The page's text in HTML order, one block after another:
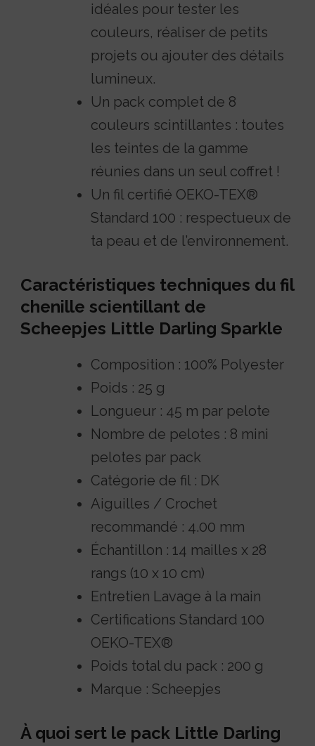
idéales pour tester les
couleurs, réaliser de petits
projets ou ajouter des détails
lumineux.
Un pack complet de 8
couleurs scintillantes : toutes
les teintes de la gamme
réunies dans un seul coffret !
Un fil certifié OEKO-TEX®
Standard 100 : respectueux de
ta peau et de l’environnement.
Caractéristiques techniques du fil
chenille scientillant de
Scheepjes Little Darling Sparkle
Composition : 100% Polyester
Poids : 25 g
Longueur : 45 m par pelote
Nombre de pelotes : 8 mini
pelotes par pack
Catégorie de fil : DK
Aiguilles / Crochet
recommandé : 4.00 mm
Échantillon : 14 mailles x 28
rangs (10 x 10 cm)
Entretien Lavage à la main
Certifications Standard 100
OEKO-TEX®
Poids total du pack : 200 g
Marque : Scheepjes
À quoi sert le pack Little Darling